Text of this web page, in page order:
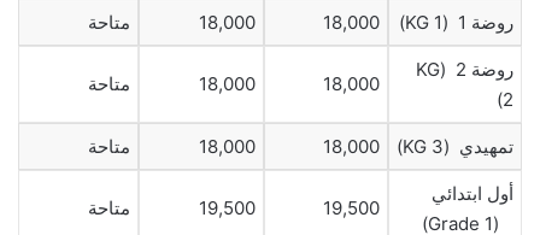
روضة 1 (KG 1) 18,000
18,000 متاحة
روضة 2 (KG
2)
18,000
18,000 متاحة
تمهيدي (KG 3) 18,000
18,000 متاحة
أول ابتدائي
(Grade 1)
19,500
19,500 متاحة